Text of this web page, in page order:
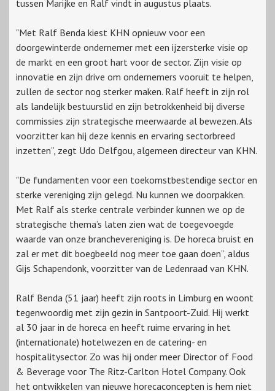
tussen Marijke en Ralf vindt in augustus plaats.
"Met Ralf Benda kiest KHN opnieuw voor een
doorgewinterde ondernemer met een ijzersterke visie op
de markt en een groot hart voor de sector. Zijn visie op
innovatie en zijn drive om ondernemers vooruit te helpen,
zullen de sector nog sterker maken. Ralf heeft in zijn rol
als landelijk bestuurslid en zijn betrokkenheid bij diverse
commissies zijn strategische meerwaarde al bewezen. Als
voorzitter kan hij deze kennis en ervaring sectorbreed
inzetten”, zegt Udo Delfgou, algemeen directeur van KHN.
"De fundamenten voor een toekomstbestendige sector en
sterke vereniging zijn gelegd. Nu kunnen we doorpakken.
Met Ralf als sterke centrale verbinder kunnen we op de
strategische thema’s laten zien wat de toegevoegde
waarde van onze branchevereniging is. De horeca bruist en
zal er met dit boegbeeld nog meer toe gaan doen”, aldus
Gijs Schapendonk, voorzitter van de Ledenraad van KHN.
Ralf Benda (51 jaar) heeft zijn roots in Limburg en woont
tegenwoordig met zijn gezin in Santpoort-Zuid. Hij werkt
al 30 jaar in de horeca en heeft ruime ervaring in het
(internationale) hotelwezen en de catering- en
hospitalitysector. Zo was hij onder meer Director of Food
& Beverage voor The Ritz-Carlton Hotel Company. Ook
het ontwikkelen van nieuwe horecaconcepten is hem niet